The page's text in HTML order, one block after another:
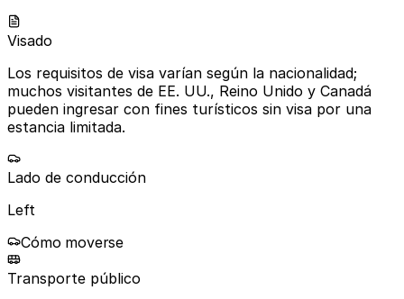
Visado
Los requisitos de visa varían según la nacionalidad;
muchos visitantes de EE. UU., Reino Unido y Canadá
pueden ingresar con fines turísticos sin visa por una
estancia limitada.
Lado de conducción
Left
Cómo moverse
Transporte público